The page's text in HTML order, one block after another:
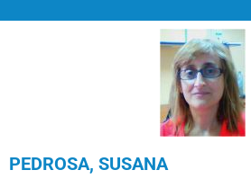
PEDROSA, SUSANA